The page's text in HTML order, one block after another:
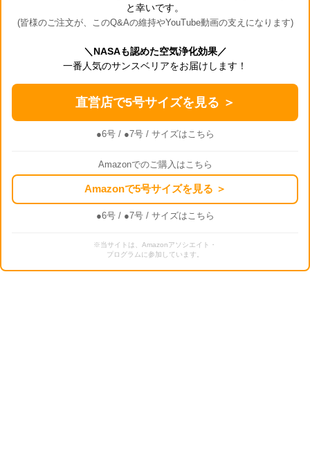
と幸いです。
(皆様のご注文が、このQ&Aの維持やYouTube動画の支えになります)
＼NASAも認めた空気浄化効果／
一番人気のサンスベリアをお届けします！
直営店で5号サイズを見る ＞
●6号/ ●7号/ サイズはこちら
Amazonでのご購入はこちら
Amazonで5号サイズを見る ＞
●6号/ ●7号/ サイズはこちら
※当サイトは、Amazonアソシエイト・
プログラムに参加しています。